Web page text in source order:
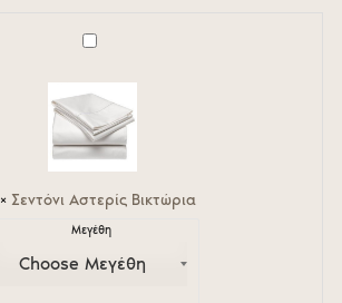
× Σεντόνι Αστερίς Βικτώρια
Μεγέθη